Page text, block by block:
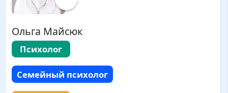
Ольга Майсюк
Психолог
Семейный психолог